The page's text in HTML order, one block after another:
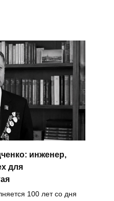
инженер,
для
100 лет со дня